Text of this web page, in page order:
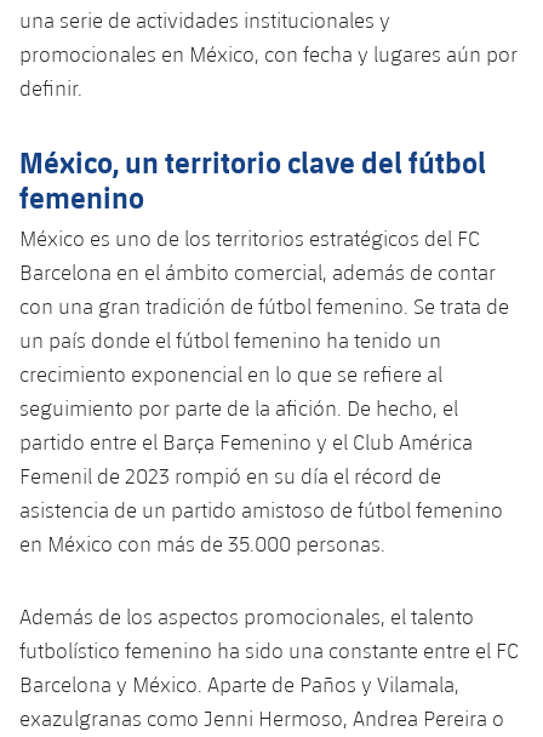
Femenino
Jugadores
Clasificaciones
Actualidad
Calendario
Resultados
Clasificaciones
Hockey hierba
plusicon
más
Hockey Hierba Masculino
Actualidad
Agenda
Escuela de Patinaje
Rugby
plusicon
más
Actualidad
Jugadores
Calendario
Resultados
Clasificaciones
Voleibol
plusicon
más
Noticias
Voleibol masculino
Voleibol femenino
Apúntate a las amateurs
plusicon
más
Apúntate a las amateurs
Carnet de las Secciones Amateurs
PLUSICON
MÁS
League of Legends
VALORANT Rising
VALORANT Game Changers
eFootball
una serie de actividades institucionales y
promocionales en México, con fecha y lugares aún por
definir.
México, un territorio clave del fútbol
femenino
México es uno de los territorios estratégicos del FC
Barcelona en el ámbito comercial, además de contar
con una gran tradición de fútbol femenino. Se trata de
un país donde el fútbol femenino ha tenido un
crecimiento exponencial en lo que se refiere al
seguimiento por parte de la afición. De hecho, el
partido entre el Barça Femenino y el Club América
Femenil de 2023 rompió en su día el récord de
asistencia de un partido amistoso de fútbol femenino
en México con más de 35.000 personas.
Además de los aspectos promocionales, el talento
futbolístico femenino ha sido una constante entre el FC
Barcelona y México. Aparte de Paños y Vilamala,
exazulgranas como Jenni Hermoso, Andrea Pereira o